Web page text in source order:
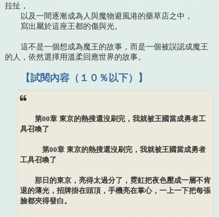
拉扯，
以及一間逐漸成為人與魔物避風港的藥草店之中，
寫出屬於這座王都的傷與光。
這不是一個想成為魔王的故事，而是一個被誤認成魔王
的人，依然選擇用溫柔回應世界的故事。
【試閱內容（１０％以下）】
第00章 東京的熱搜還沒刷完，我就被王國當成勇者工
具召喚了
第00章 東京的熱搜還沒刷完，我就被王國當成勇者
工具召喚了
那日的東京，亮得太過分了，霓虹把夜色壓成一層不肯
退的薄光，招牌掛在頭頂，手機亮在掌心，一上一下把每張
臉都夾得發白。